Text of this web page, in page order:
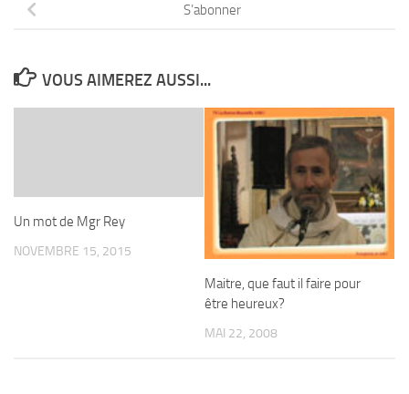
S’abonner
VOUS AIMEREZ AUSSI...
Un mot de Mgr Rey
NOVEMBRE 15, 2015
Maitre, que faut il faire pour
être heureux?
MAI 22, 2008